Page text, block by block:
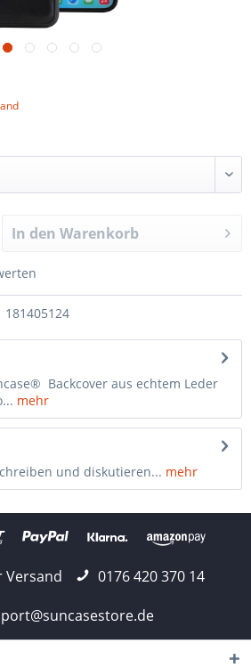
In den Warenkorb
181405124
Backcover aus echtem Leder
mehr
und diskutieren... mehr
Versand
0176 420 370 14